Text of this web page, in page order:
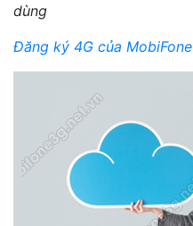
dùng
Đăng ký 4G của MobiFone